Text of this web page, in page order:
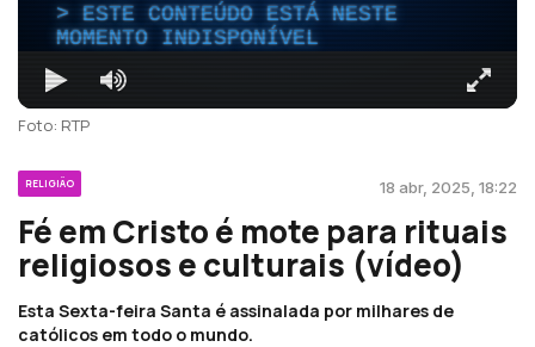
ESTE CONTEÚDO ESTÁ NESTE
MOMENTO INDISPONÍVEL
Foto: RTP
RELIGIÃO 18 abr, 2025, 18:22
Fé em Cristo é mote para rituais
religiosos e culturais (vídeo)
Esta Sexta-feira Santa é assinalada por milhares de
católicos em todo o mundo.